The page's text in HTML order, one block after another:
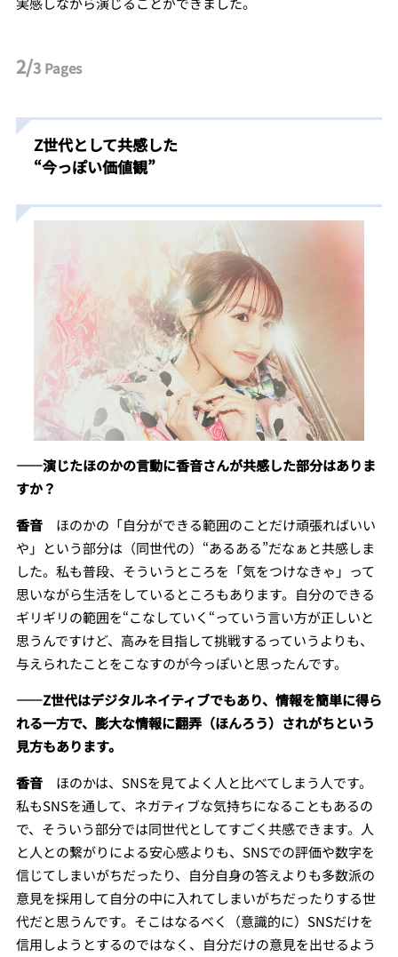
2/3 Pages
Z世代として共感した
“今っぽい価値観”
――演じたほのかの言動に香音さんが共感した部分はありま
すか？
香音 ほのかの「自分ができる範囲のことだけ頑張ればいい
や」という部分は（同世代の）“あるある”だなぁと共感しま
した。私も普段、そういうところを「気をつけなきゃ」って
思いながら生活をしているところもあります。自分のできる
ギリギリの範囲を“こなしていく“っていう言い方が正しいと
思うんですけど、高みを目指して挑戦するっていうよりも、
与えられたことをこなすのが今っぽいと思ったんです。
――Z世代はデジタルネイティブでもあり、情報を簡単に得ら
れる一方で、膨大な情報に翻弄（ほんろう）されがちという
見方もあります。
香音 ほのかは、SNSを見てよく人と比べてしまう人です。
私もSNSを通して、ネガティブな気持ちになることもあるの
で、そういう部分では同世代としてすごく共感できます。人
と人との繋がりによる安心感よりも、SNSでの評価や数字を
信じてしまいがちだったり、自分自身の答えよりも多数派の
意見を採用して自分の中に入れてしまいがちだったりする世
代だと思うんです。そこはなるべく（意識的に）SNSだけを
信用しようとするのではなく、自分だけの意見を出せるよう